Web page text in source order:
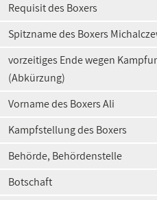
Requisit des Boxers
Spitzname des Boxers
vorzeitiges Ende wegen
(Abkürzung)
Vorname des Boxers Ali
Kampfstellung des Boxers
Behörde, Behördenstelle
Botschaft